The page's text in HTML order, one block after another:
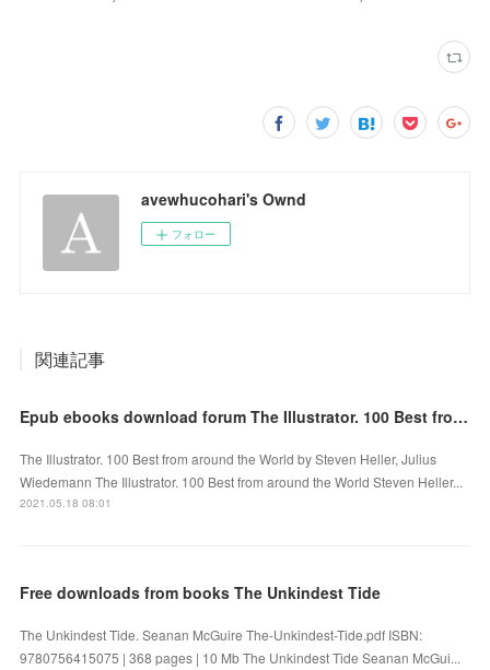
avewhucohari's Ownd
フォロー
関連記事
Epub ebooks download forum The Illustrator. 100 Best from around the World
The Illustrator. 100 Best from around the World by Steven Heller, Julius
Wiedemann The Illustrator. 100 Best from around the World Steven Heller...
2021.05.18 08:01
Free downloads from books The Unkindest Tide
The Unkindest Tide. Seanan McGuire The-Unkindest-Tide.pdf ISBN:
9780756415075 | 368 pages | 10 Mb The Unkindest Tide Seanan McGui...